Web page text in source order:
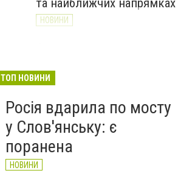
та найближчих напрямках
НОВИНИ
великої війни: 7 серпня
ТОП НОВИНИ
Росія вдарила по мосту
у Слов'янську: є
поранена
НОВИНИ